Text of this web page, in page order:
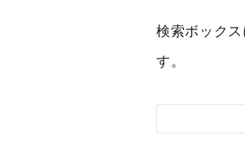
検索ボック
す。